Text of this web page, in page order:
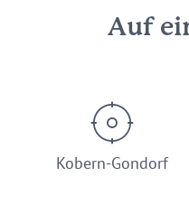
Auf
Kobern-Gondorf